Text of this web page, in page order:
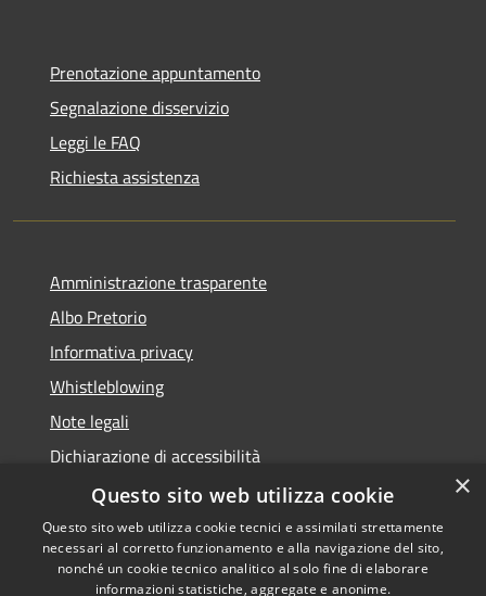
Prenotazione appuntamento
Segnalazione disservizio
Leggi le FAQ
Richiesta assistenza
Amministrazione trasparente
Albo Pretorio
Informativa privacy
Whistleblowing
Note legali
Dichiarazione di accessibilità
Feedback accessibilità
×
Questo sito web utilizza cookie
Questo sito web utilizza cookie tecnici e assimilati strettamente
necessari al corretto funzionamento e alla navigazione del sito,
nonché un cookie tecnico analitico al solo fine di elaborare
informazioni statistiche, aggregate e anonime.